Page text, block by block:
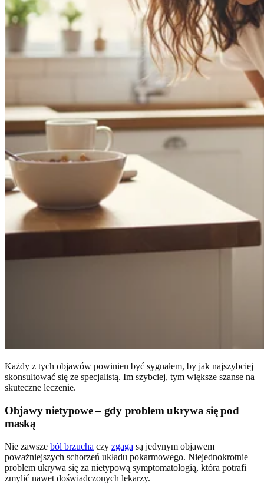
Każdy z tych objawów powinien być sygnałem, by jak najszybciej
skonsultować się ze specjalistą. Im szybciej, tym większe szanse na
skuteczne leczenie.
Objawy nietypowe – gdy problem ukrywa się pod
maską
Nie zawsze ból brzucha czy zgaga są jedynym objawem
poważniejszych schorzeń układu pokarmowego. Niejednokrotnie
problem ukrywa się za nietypową symptomatologią, która potrafi
zmylić nawet doświadczonych lekarzy.